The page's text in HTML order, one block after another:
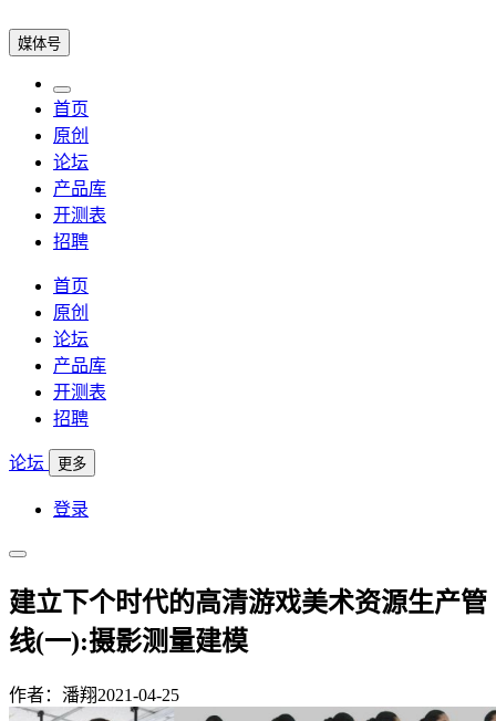
媒体号
首页
原创
论坛
产品库
开测表
招聘
首页
原创
论坛
产品库
开测表
招聘
论坛 更多
登录
建立下个时代的高清游戏美术资源生产管
线(一):摄影测量建模
作者：潘翔2021-04-25